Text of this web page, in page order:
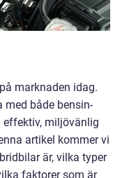
marknaden idag.
med både bensin-
effektiv, miljövänlig
artikel kommer vi
är, vilka typer
faktorer som är